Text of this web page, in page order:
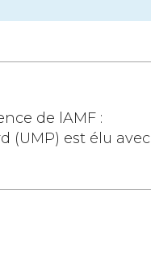
de lAMF :
(UMP) est élu avec